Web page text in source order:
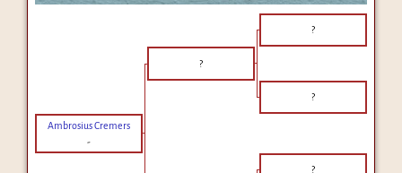
?
?
?
Ambrosius Cremers
-
?